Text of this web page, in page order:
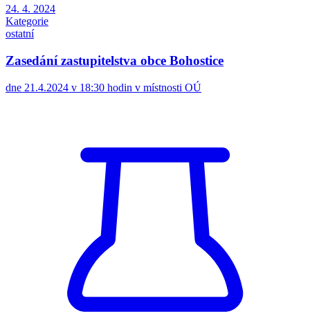
24. 4. 2024
Kategorie
ostatní
Zasedání zastupitelstva obce Bohostice
dne 21.4.2024 v 18:30 hodin v místnosti OÚ